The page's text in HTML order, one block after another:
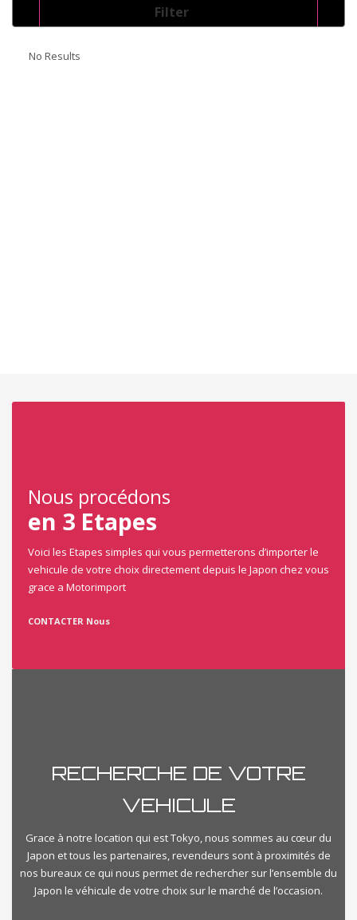
Filter
Energie
Coupé
Cabriolet
Berline
4X4
Automatique
Kilometrage
Km500 Km350000
No Results
Nous procédons
en 3 Etapes
Voici les Etapes simples qui vous permetterons d’importer le
vehicule de votre choix directement depuis le Japon chez vous
grace a Motorimport
CONTACTER Nous
RECHERCHE DE VOTRE
VEHICULE
Grace à notre location qui est Tokyo, nous sommes au cœur du
Japon et tous les partenaires, revendeurs sont à proximités de
nos bureaux ce qui nous permet de rechercher sur l’ensemble du
Japon le véhicule de votre choix sur le marché de l’occasion.